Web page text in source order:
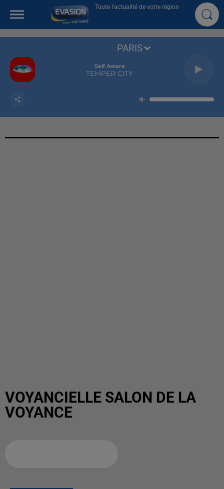
Toute l'actualité de votre région
Self Aware
TEMPER CITY
PARIS
VOYANCIELLE SALON DE LA
VOYANCE